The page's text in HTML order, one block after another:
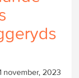
november, 2023